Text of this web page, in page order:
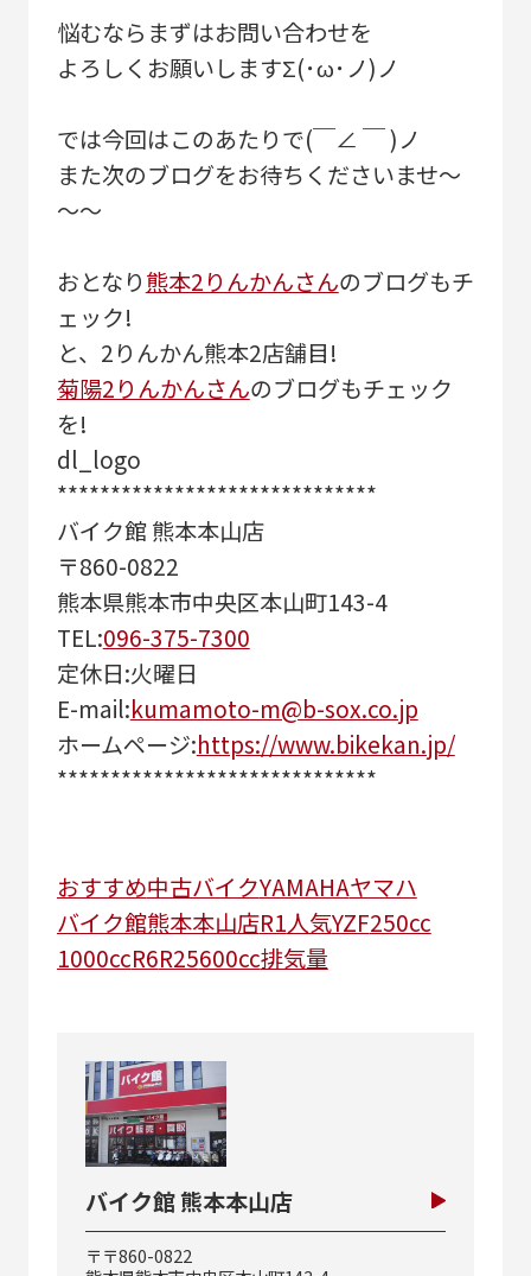
悩むならまずはお問い合わせを
よろしくお願いしますΣ(･ω･ノ)ノ
では今回はこのあたりで(￣∠ ￣ )ノ
また次のブログをお待ちくださいませ～
～～
おとなり熊本2りんかんさんのブログもチ
ェック!
と、2りんかん熊本2店舗目!
菊陽2りんかんさんのブログもチェック
を!
dl_logo
******************************
バイク館 熊本本山店
〒860-0822
熊本県熊本市中央区本山町143-4
TEL:096-375-7300
定休日:火曜日
E-mail:kumamoto-m@b-sox.co.jp
ホームページ:https://www.bikekan.jp/
******************************
おすすめ中古バイクYAMAHAヤマハ
バイク館熊本本山店R1人気YZF250cc
1000ccR6R25600cc排気量
バイク館 熊本本山店
〒〒860-0822